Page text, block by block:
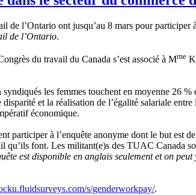
l’Ontario ont jusqu’au 8 mars pour participer
de l’Ontario.
du travail du Canada s’est associé à Mme
les femmes touchent en moyenne 26
et la réalisation de l’égalité salariale
économique.
participer à l’enquête anonyme dont le but est
qu’ils font. Les militant(e)s des TUAC Canada
est disponible en anglais seulement et on peut
s/genderworkpay/.